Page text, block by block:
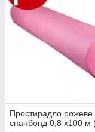
Простирадло рожеве
спанбонд 0,8 х100 м